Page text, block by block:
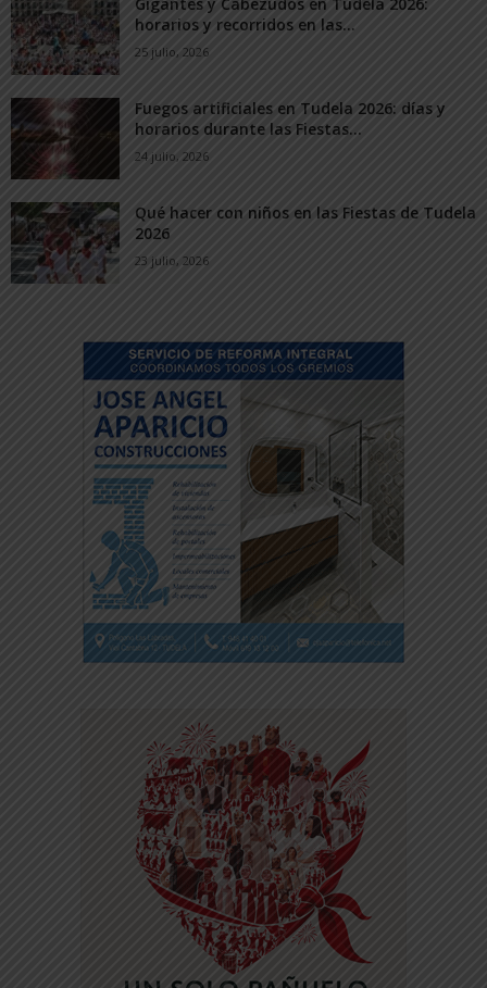
horarios y recorridos en las...
25 julio, 2026
Fuegos artificiales en Tudela 2026: días y
horarios durante las Fiestas...
24 julio, 2026
Qué hacer con niños en las Fiestas de Tudela
2026
23 julio, 2026